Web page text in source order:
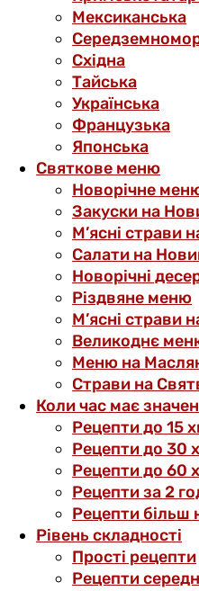
Мексиканська
Східна
Тайська
Українська
Французька
Японська
Святкове меню
Новорічне
Закуски на
М’ясні страви
Салати на
Новорічні
Різдвяне меню
М’ясні страви
Великоднє
Меню на
Страви на
Коли час має
Рецепти до 15
Рецепти до 30
Рецепти до 60
Рецепти за 2
Рецепти більш
Рівень складності
Прості рецепти
Рецепти